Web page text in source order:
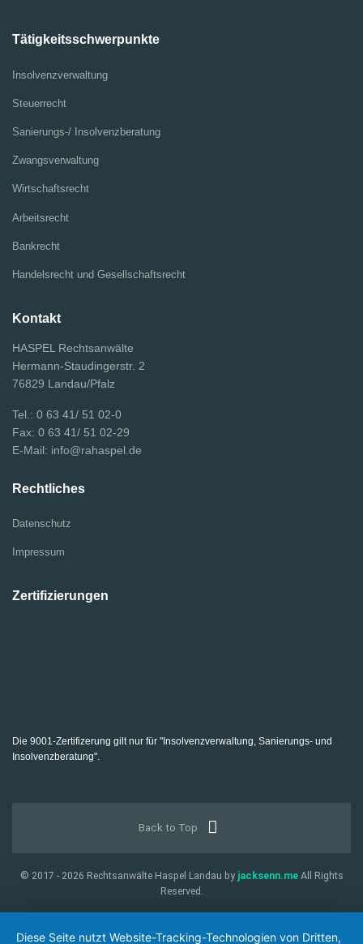
Tätigkeitsschwerpunkte
Insolvenzverwaltung
Steuerrecht
Sanierungs-/ Insolvenzberatung
Zwangsverwaltung
Wirtschaftsrecht
Arbeitsrecht
Bankrecht
Handelsrecht und Gesellschaftsrecht
Kontakt
HASPEL Rechtsanwälte
Hermann-Staudingerstr. 2
76829 Landau/Pfalz
Tel.: 0 63 41/ 51 02-0
Fax: 0 63 41/ 51 02-29
E-Mail: info@rahaspel.de
Rechtliches
Datenschutz
Impressum
Zertifizierungen
Die 9001-Zertifizerung gilt nur für "Insolvenzverwaltung, Sanierungs- und
Insolvenzberatung".
© 2017 - 2026 Rechtsanwälte Haspel Landau by jacksenn.meAll Rights
Reserved.
Back to Top
Diese Seite nutzt Website-Tracking-Technologien von Dritten,